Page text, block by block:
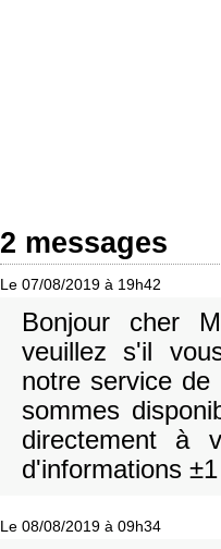
2 messages
Le 07/08/2019 à 19h42
Bonjour cher
veuillez s'il
notre service de
sommes
directement à
d'informations
Le 08/08/2019 à 09h34